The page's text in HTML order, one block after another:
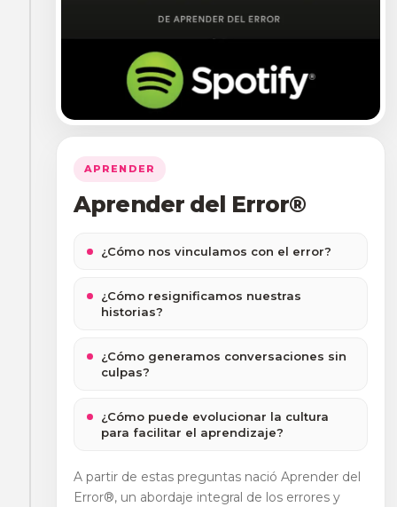
APRENDER
Aprender del Error®
¿Cómo nos vinculamos con el error?
¿Cómo resignificamos nuestras
historias?
¿Cómo generamos conversaciones sin
culpas?
¿Cómo puede evolucionar la cultura
para facilitar el aprendizaje?
A partir de estas preguntas nació Aprender del
Error®, un abordaje integral de los errores y